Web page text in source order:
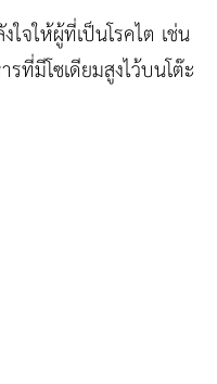
จให้ผู้ที่เป็นโรคไต เช่น
ที่มีโซเดียมสูงไว้บนโต๊ะ